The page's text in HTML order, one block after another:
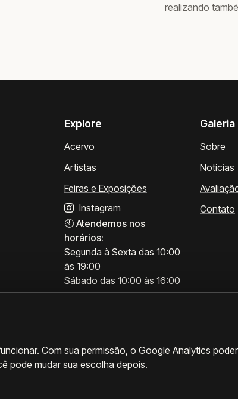
realizando
Explore
Acervo
Artistas
Feiras e Exposições
Instagram
🕙 Atendemos nos
horários:
Segunda à Sexta das 10:00
às 19:00
Sábado das 10:00 às 16:00
Galeria
Sobre
Notícias
Contato
Com sua permissão, o Google Analytics
pode mudar sua escolha depois.